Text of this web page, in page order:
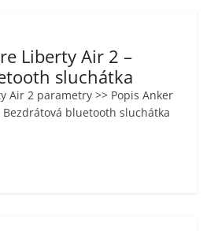
Liberty Air 2 –
sluchátka
Air 2 parametry >> Popis Anker
bluetooth sluchátka